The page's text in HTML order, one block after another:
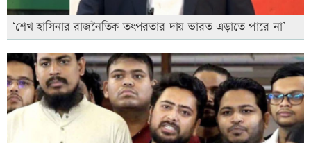
‘শেখ হাসিনার রাজনৈতিক তৎপরতার দায় ভারত এড়াতে পারে না’